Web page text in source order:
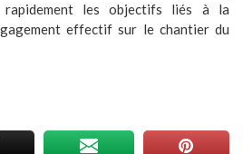
rapidement les objectifs liés à la
effectif sur le chantier du